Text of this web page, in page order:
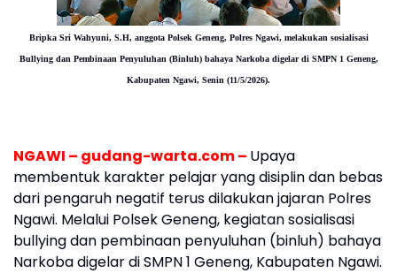
Bripka Sri Wahyuni, S.H, anggota Polsek Geneng, Polres Ngawi, melakukan sosialisasi
Bullying dan Pembinaan Penyuluhan (Binluh) bahaya Narkoba digelar di SMPN 1 Geneng,
Kabupaten Ngawi, Senin (11/5/2026).
NGAWI – gudang-warta.com – Upaya
membentuk karakter pelajar yang disiplin dan bebas
dari pengaruh negatif terus dilakukan jajaran Polres
Ngawi. Melalui Polsek Geneng, kegiatan sosialisasi
bullying dan pembinaan penyuluhan (binluh) bahaya
Narkoba digelar di SMPN 1 Geneng, Kabupaten Ngawi.